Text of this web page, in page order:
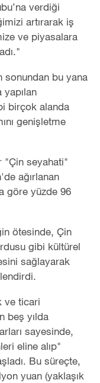
verdiği
artırarak iş
ve piyasalara
sonundan bu yana
birçok alanda
genişletme
"Çin seyahati"
ağırlanan
göre yüzde 96
ötesinde, Çin
gibi kültürel
sağlayarak
ve ticari
beş yılda
sayesinde,
eline alıp"
Bu süreçte,
yuan (yaklaşık